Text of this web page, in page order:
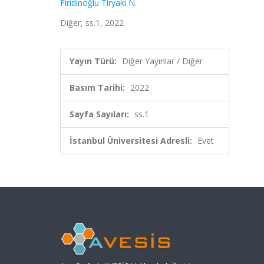
Firidinoğlu Tiryaki N.
Diğer, ss.1, 2022
Yayın Türü: Diğer Yayınlar / Diğer
Basım Tarihi: 2022
Sayfa Sayıları: ss.1
İstanbul Üniversitesi Adresli: Evet